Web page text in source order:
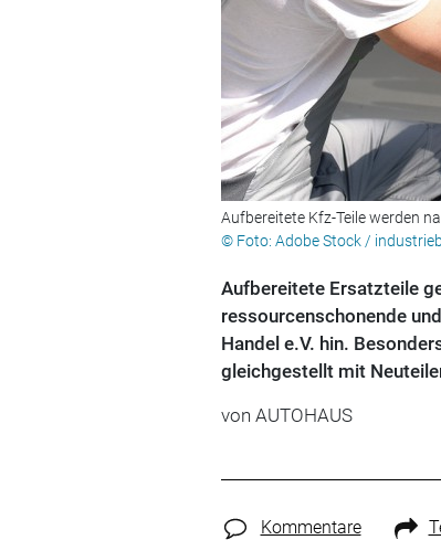
Aufbereitete Kfz-Teile werden
© Foto: Adobe Stock /
Aufbereitete Ersatzteile
ressourcenschonende
Handel e.V. hin.
gleichgestellt mit
von AUTOHAUS
Kommentare